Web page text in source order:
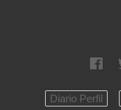
Diario Perfil